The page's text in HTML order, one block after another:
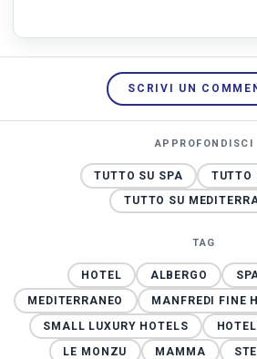
SCRIVI UN
APPROFONDISCI
TUTTO SU SPA
TUTTO
TUTTO SU
TAG
HOTEL ALBERGO
MEDITERRANEO
MANFREDI FINE
SMALL LUXURY HOTELS
LE MONZU
MAMMA